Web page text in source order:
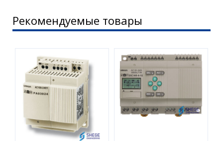
Рекомендуемые товары